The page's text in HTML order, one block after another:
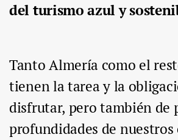
del turismo azul y
Tanto Almería como el
tienen la tarea y la
disfrutar, pero también de
profundidades de nuestros